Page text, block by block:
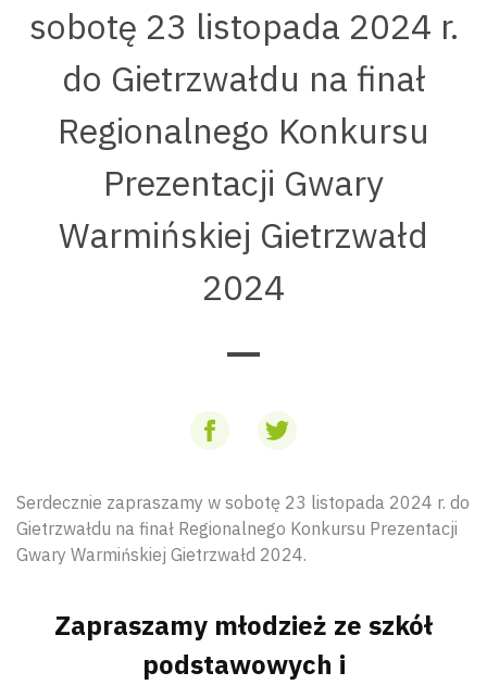
sobotę 23 listopada 2024 r.
do Gietrzwałdu na finał
Regionalnego Konkursu
Prezentacji Gwary
Warmińskiej Gietrzwałd
2024
Serdecznie zapraszamy w sobotę 23 listopada 2024 r. do
Gietrzwałdu na finał Regionalnego Konkursu Prezentacji
Gwary Warmińskiej Gietrzwałd 2024.
Zapraszamy młodzież ze szkół
podstawowych i